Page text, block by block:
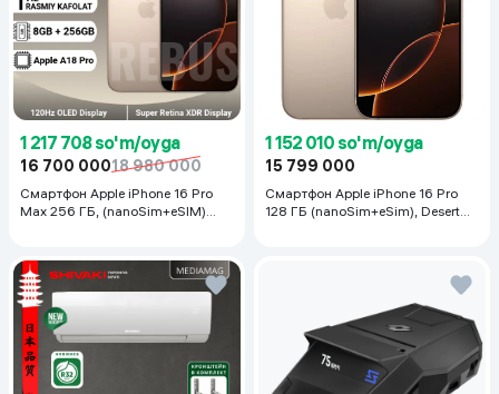
1 217 708 so'm/oyga
16 700 00018 980 000
Смартфон Apple iPhone 16 Pro
Max 256 ГБ, (nanoSim+eSIM)
1 152 010 so'm/oyga
15 799 000
Смартфон Apple iPhone 16 Pro
128 ГБ (nanoSim+eSim), Desert